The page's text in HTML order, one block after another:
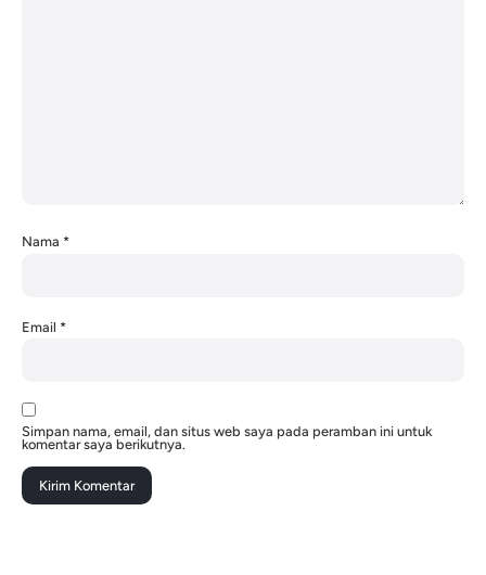
Nama *
Email *
Simpan nama, email, dan situs web saya pada peramban ini untuk
komentar saya berikutnya.